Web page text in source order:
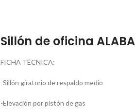
Sillón de oficina
FICHA TÉCNICA:
-Sillón giratorio de respaldo medio
-Elevación por pistón de gas